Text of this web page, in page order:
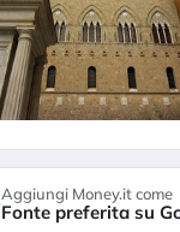
Aggiungi Money.it come
Fonte preferita su